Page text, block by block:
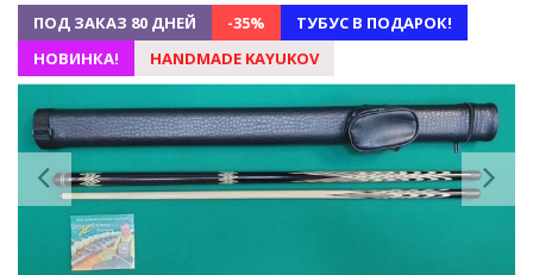
ПОД ЗАКАЗ 80 ДНЕЙ -35%
ТУБУС В ПОДАРОК!
НОВИНКА!
HANDMADE KAYUKOV
Previous